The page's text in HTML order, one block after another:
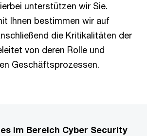
unterstützen wir Sie.
Ihnen bestimmen wir auf
die Kritikalitäten der
von deren Rolle und
Geschäftsprozessen.
im Bereich Cyber Security